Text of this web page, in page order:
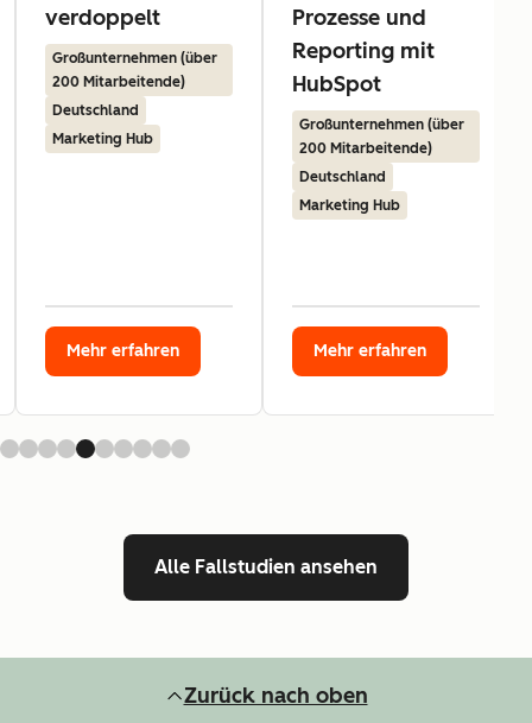
verdoppelt
Großunternehmen (über
200 Mitarbeitende)
Deutschland
Marketing Hub
Mehr erfahren
Prozesse und
Reporting mit
HubSpot
Großunternehmen (über
200 Mitarbeitende)
Deutschland
Marketing Hub
Mehr erfahren
Alle Fallstudien ansehen
Zurück nach oben